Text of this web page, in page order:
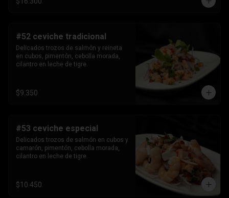
#52 ceviche tradicional
Delicados trozos de salmón y reineta
en cubos, pimentón, cebolla morada,
cilantro en leche de tigre.
$9.350
#53 ceviche especial
Delicados trozos de salmón en cubos y
camarón, pimentón, cebolla morada,
cilantro en leche de tigre.
$10.450